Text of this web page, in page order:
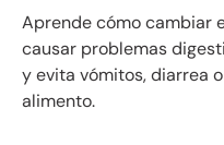
Aprende cómo cambiar
causar problemas
y evita vómitos, diarrea
alimento.